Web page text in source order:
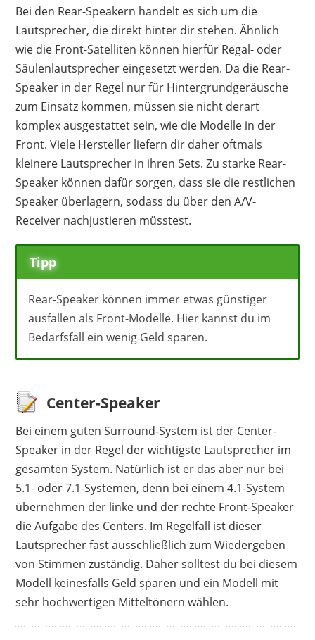
Bei den Rear-Speakern handelt es sich um die
Lautsprecher, die direkt hinter dir stehen. Ähnlich
wie die Front-Satelliten können hierfür Regal- oder
Säulenlautsprecher eingesetzt werden. Da die Rear-
Speaker in der Regel nur für Hintergrundgeräusche
zum Einsatz kommen, müssen sie nicht derart
komplex ausgestattet sein, wie die Modelle in der
Front. Viele Hersteller liefern dir daher oftmals
kleinere Lautsprecher in ihren Sets. Zu starke Rear-
Speaker können dafür sorgen, dass sie die restlichen
Speaker überlagern, sodass du über den A/V-
Receiver nachjustieren müsstest.
Tipp
Rear-Speaker können immer etwas günstiger
ausfallen als Front-Modelle. Hier kannst du im
Bedarfsfall ein wenig Geld sparen.
Center-Speaker
Bei einem guten Surround-System ist der Center-
Speaker in der Regel der wichtigste Lautsprecher im
gesamten System. Natürlich ist er das aber nur bei
5.1- oder 7.1-Systemen, denn bei einem 4.1-System
übernehmen der linke und der rechte Front-Speaker
die Aufgabe des Centers. Im Regelfall ist dieser
Lautsprecher fast ausschließlich zum Wiedergeben
von Stimmen zuständig. Daher solltest du bei diesem
Modell keinesfalls Geld sparen und ein Modell mit
sehr hochwertigen Mitteltönern wählen.